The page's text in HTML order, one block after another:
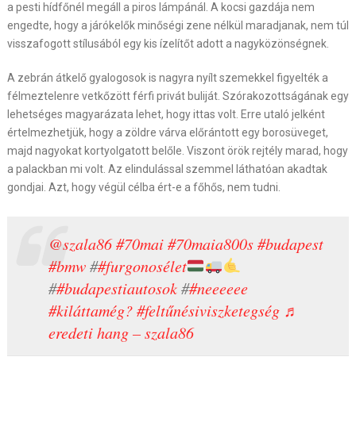
a pesti hídfőnél megáll a piros lámpánál. A kocsi gazdája nem
engedte, hogy a járókelők minőségi zene nélkül maradjanak, nem túl
visszafogott stílusából egy kis ízelítőt adott a nagyközönségnek.
A zebrán átkelő gyalogosok is nagyra nyílt szemekkel figyelték a
félmeztelenre vetkőzött férfi privát buliját. Szórakozottságának egy
lehetséges magyarázata lehet, hogy ittas volt. Erre utaló jelként
értelmezhetjük, hogy a zöldre várva előrántott egy borosüveget,
majd nagyokat kortyolgatott belőle. Viszont örök rejtély marad, hogy
a palackban mi volt. Az elindulással szemmel láthatóan akadtak
gondjai. Azt, hogy végül célba ért-e a főhős, nem tudni.
@szala86 #70mai #70maia800s #budapest
#bmw##furgonosélet
##budapestiautosok##neeeeee
#kiláttamég? #feltűnésiviszketegség ♬
eredeti hang – szala86